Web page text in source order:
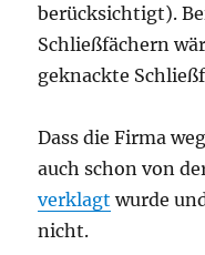
berücksichtigt).
Schließfächern
geknackte
Dass die Firma
auch schon von
verklagt wurde
nicht.